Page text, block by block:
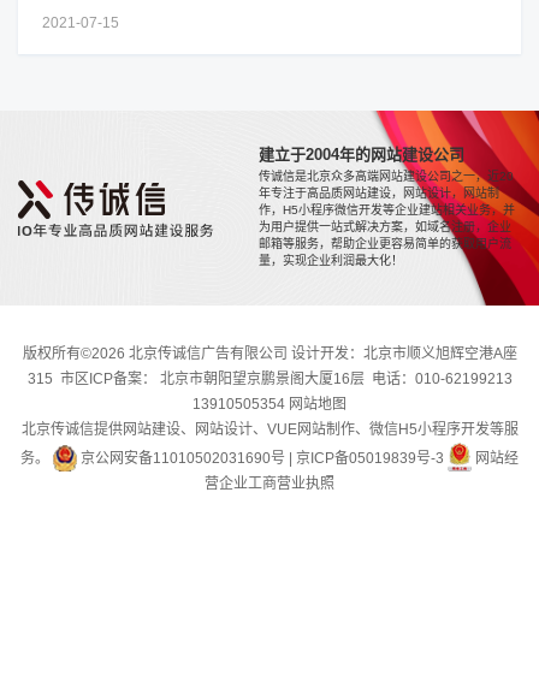
2021-07-15
建立于2004年的网站建设公司
传诚信是北京众多高端网站建设公司之一，近20
年专注于高品质网站建设，网站设计，网站制
作，H5小程序微信开发等企业建站相关业务，并
为用户提供一站式解决方案，如域名注册，企业
邮箱等服务，帮助企业更容易简单的获取用户流
量，实现企业利润最大化！
版权所有©2026 北京传诚信广告有限公司 设计开发：北京市顺义旭辉空港A座
315 市区ICP备案： 北京市朝阳望京鹏景阁大厦16层 电话：010-62199213
13910505354 网站地图
北京传诚信提供网站建设、网站设计、VUE网站制作、微信H5小程序开发等服
务。
京公网安备11010502031690号 京ICP备05019839号-3
网站经
营企业工商营业执照